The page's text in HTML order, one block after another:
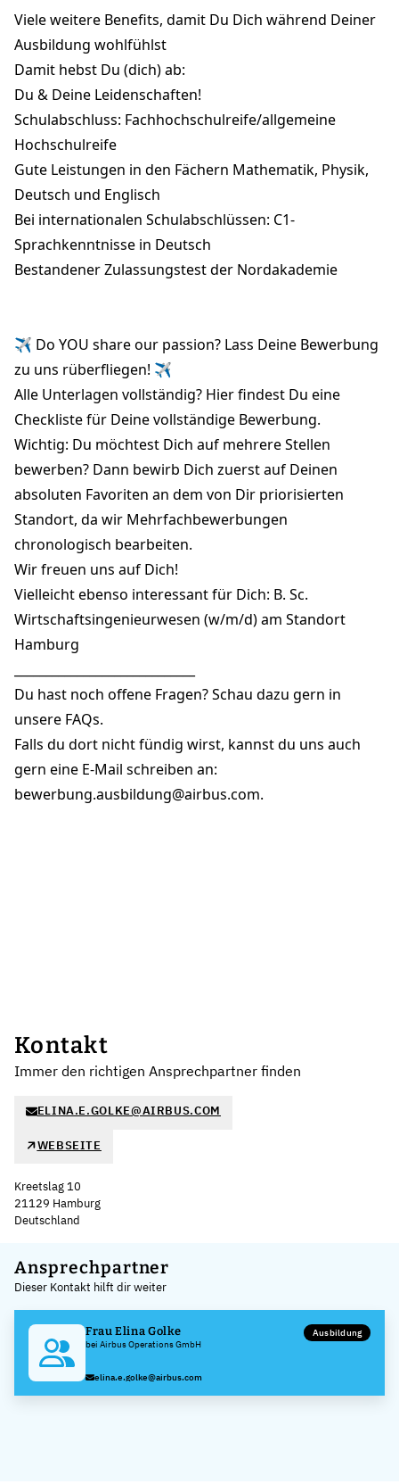
Viele weitere Benefits, damit Du Dich während Deiner
Ausbildung wohlfühlst
Damit hebst Du (dich) ab:
Du & Deine Leidenschaften!
Schulabschluss: Fachhochschulreife/allgemeine
Hochschulreife
Gute Leistungen in den Fächern Mathematik, Physik,
Deutsch und Englisch
Bei internationalen Schulabschlüssen: C1-
Sprachkenntnisse in Deutsch
BestandenerZulassungstestder Nordakademie
✈ Do YOU share our passion? Lass Deine Bewerbung
zu uns rüberfliegen! ✈
Alle Unterlagen vollständig? Hierfindest Du eine
Checkliste für Deine vollständige Bewerbung.
Wichtig: Du möchtest Dich auf mehrere Stellen
bewerben? Dann bewirb Dich zuerst auf Deinen
absoluten Favoriten an dem von Dir priorisierten
Standort, da wir Mehrfachbewerbungen
chronologisch bearbeiten.
Wir freuen uns auf Dich!
Vielleicht ebenso interessant für Dich: B. Sc.
Wirtschaftsingenieurwesen (w/m/d) am Standort
Hamburg
Du hast noch offene Fragen? Schau dazu gern in
unsere FAQs.
Falls du dort nicht fündig wirst, kannst du uns auch
gern eine E-Mail schreiben an:
bewerbung.ausbildung@airbus.com.
Kontakt
Immer den richtigen Ansprechpartner finden
ELINA.E.GOLKE@AIRBUS.COM
WEBSEITE
Kreetslag 10
21129 Hamburg
Deutschland
+
−
Ansprechpartner
Dieser Kontakt hilft dir weiter
Frau Elina Golke
bei Airbus Operations GmbH
Ausbildung
elina.e.golke@airbus.com